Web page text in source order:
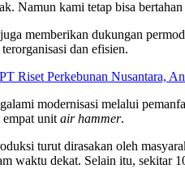
Namun kami tetap bisa
memberikan dukungan
dan efisien.
Riset Perkebunan Nusantara,
modernisasi melalui
unit air hammer.
turut dirasakan oleh
waktu dekat. Selain itu, sekitar